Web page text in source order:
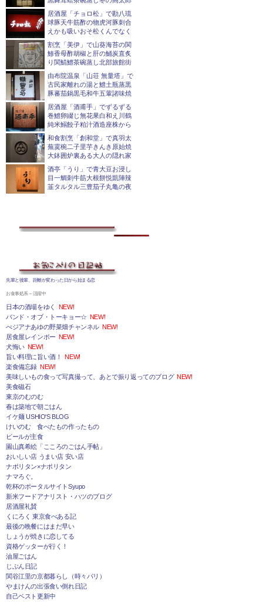
居酒屋「チョロ松」で勘八琉
球豚天牛筋酢の物虎河豚刺合
えかも吸いおそ松くんでなく
割烹「美伊」で山葵海苔の関
鯵香母酢胡椒と肝の鯒炭直炙
り関鯖鱧茶碗蒸し北部旅館街
由布院温泉「山荘 無量塔」で
古民家離れの湯と鱧土瓶蒸黒
豚蕃茄鍋黒毛和牛五葷諸味焼
居酒屋「酒甫手」でずるずる
巻鱧卵綴じ無花果白和え川鶴
純米鰯餃子粕汁酒造座株から
和食割烹「創和堂」で真羽太
蕪霙椀二子里芋きんき原始焼
大鉢囲炉裏ある大人の隠れ家
酒亭「うり」で青大豆お浸し
目一鯛刺牛筋大根餅悦凱陣辣
韮タルタル三豊茄子丸亀の夜
先輩と後輩、距離が変わった日から始まる恋
お食事処系～活躍中
日本の酒場をゆく
NEW!
バンド・オブ・トーキョー☆ NEW!
べジアナあゆの野菜畑チャンネル NEW!
居食屋レインボー NEW!
犬悔い NEW!
旨い料理に旨い酒！
NEW!
楽食備忘録 NEW!
美味しいもの食って写真撮って、あとで振り返ってのブログ NEW!
美食磁石
東京のむのむ
春は築地で朝ごはん
イケ麺 USHIO'S BLOG
けいのむ 食べたもの作ったもの
ビールが主食
園山真希絵「こころのごはん手帖」
おいしい店 うまい店 安い店
ナポリタン×ナポリタン
ナマろぐ。
乾杯のポータルサイトSyupo
新米フードアナリスト・ハツのブログ
居酒屋礼賛
くにろく 東京食べある記
最後の晩餐にはまだ早い
しょうが焼きに恋してる
資格ゲッターが行く！
油屋ごはん
じぶん日記
関谷江里の京都暮らし（時々パリ）
やまけんの出張食い倒れ日記
自己ベスト更新中